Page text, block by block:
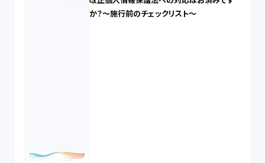
か？～施行前のチェックリスト～